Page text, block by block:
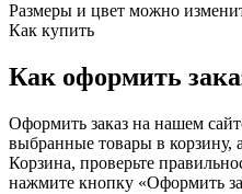
Размеры и цвет можно
Как купить
Как оформить
Оформить заказ на нашем
выбранные товары в корзину,
Корзина, проверьте
нажмите кнопку «Оформить